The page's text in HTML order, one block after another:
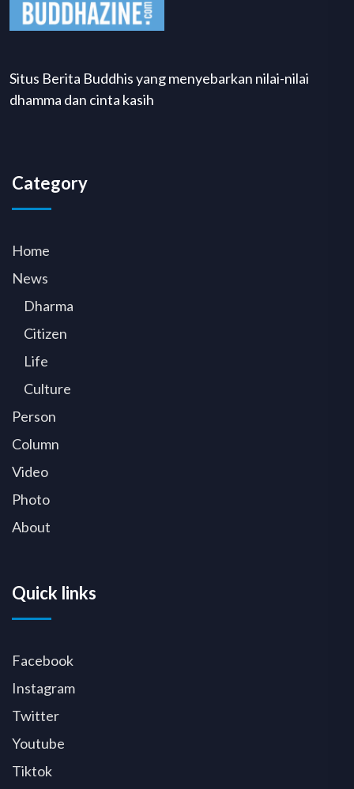
Situs Berita Buddhis yang menyebarkan nilai-nilai
dhamma dan cinta kasih
Category
Home
News
Dharma
Citizen
Life
Culture
Person
Column
Video
Photo
About
Quick links
Facebook
Instagram
Twitter
Youtube
Tiktok